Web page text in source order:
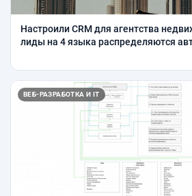
Настроили CRM для агентства
лиды на 4 языка распределяются
ВЕБ-РАЗРАБОТКА И IT